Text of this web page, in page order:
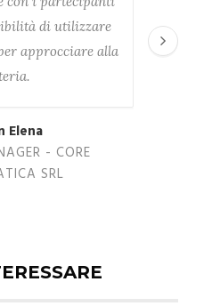
di utilizzare
approcciare alla
Elena
- CORE
SRL